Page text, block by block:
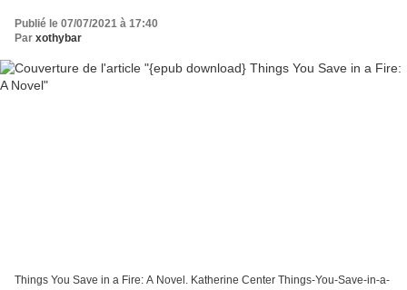
Publié le 07/07/2021 à 17:40
Par xothybar
Things You Save in a Fire: A Novel. Katherine Center Things-You-Save-in-a-